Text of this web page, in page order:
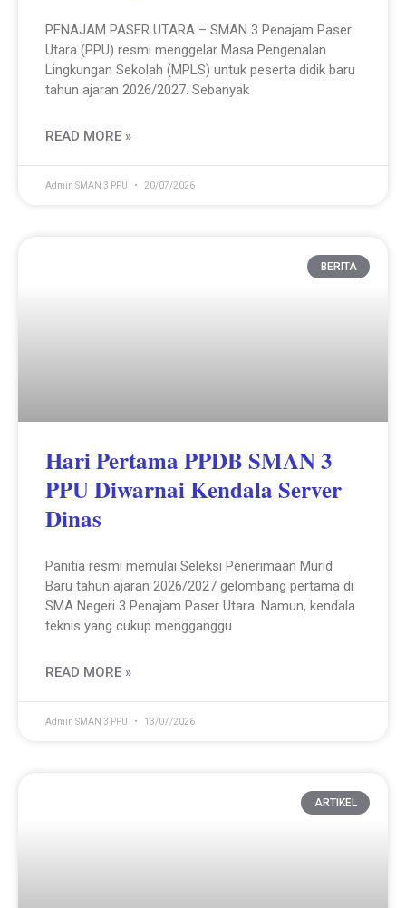
PENAJAM PASER UTARA – SMAN 3 Penajam Paser
Utara (PPU) resmi menggelar Masa Pengenalan
Lingkungan Sekolah (MPLS) untuk peserta didik baru
tahun ajaran 2026/2027. Sebanyak
READ MORE »
Admin SMAN 3 PPU 20/07/2026
BERITA
Hari Pertama PPDB SMAN 3
PPU Diwarnai Kendala Server
Dinas
Panitia resmi memulai Seleksi Penerimaan Murid
Baru tahun ajaran 2026/2027 gelombang pertama di
SMA Negeri 3 Penajam Paser Utara. Namun, kendala
teknis yang cukup mengganggu
READ MORE »
Admin SMAN 3 PPU 13/07/2026
ARTIKEL